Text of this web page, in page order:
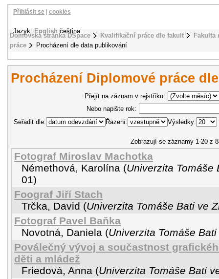
Domovská stránka DSpace Kvalifikační práce dle fakult
práce
Procházení dle data publikování
Přihlásit se cookies
Jazyk: English čeština
Procházení Diplomové práce
Přejít na záznam v rejstříku:
Nebo napište rok:
Seřadit dle:
Řazení: Výsledky:
Zobrazují se záznamy 1-20 z
Fotograf Miroslav Machotka
Némethová, Karolína (Univerzita Tomáše
01)
Foograf Jiří Stach
Trčka, David (Univerzita Tomáše Bati ve
Fotograf Pavel Baňka
Novotná, Daniela (Univerzita Tomáše
Poválečný vývoj a součastnost
děti a mládež
Friedová, Anna (Univerzita Tomáše Bati